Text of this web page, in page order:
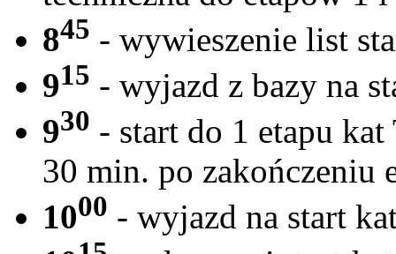
845 - wywieszenie list
915 - wyjazd z bazy na
930 - start do 1 etapu
30 min. po zakończeniu
1000 - wyjazd na start